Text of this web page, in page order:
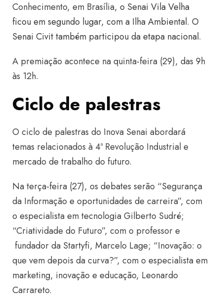
Conhecimento, em Brasília, o Senai Vila Velha
ficou em segundo lugar, com a Ilha Ambiental. O
Senai Civit também participou da etapa nacional.
A premiação acontece na quinta-feira (29), das 9h
às 12h.
Ciclo de palestras
O ciclo de palestras do Inova Senai abordará
temas relacionados à 4ª Revolução Industrial e
mercado de trabalho do futuro.
Na terça-feira (27), os debates serão “Segurança
da Informação e oportunidades de carreira”, com
o especialista em tecnologia Gilberto Sudré;
“Criatividade do Futuro”, com o professor e
fundador da Startyfi, Marcelo Lage; “Inovação: o
que vem depois da curva?”, com o especialista em
marketing, inovação e educação, Leonardo
Carrareto.